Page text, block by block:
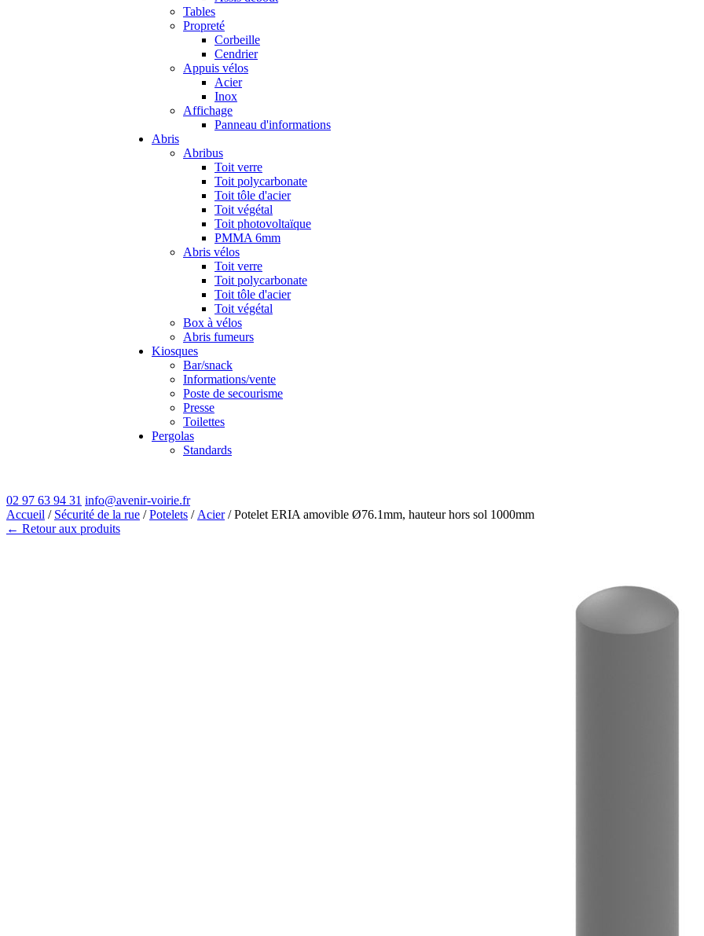
Tables
Propreté
Corbeille
Cendrier
Appuis vélos
Acier
Inox
Affichage
Panneau d'informations
Abris
Abribus
Toit verre
Toit polycarbonate
Toit tôle d'acier
Toit végétal
Toit photovoltaïque
PMMA 6mm
Abris vélos
Toit verre
Toit polycarbonate
Toit tôle d'acier
Toit végétal
Box à vélos
Abris fumeurs
Kiosques
Bar/snack
Informations/vente
Poste de secourisme
Presse
Toilettes
Pergolas
Standards
02 97 63 94 31 info@avenir-voirie.fr
Accueil / Sécurité de la rue /Potelets / Acier/ Potelet ERIA amovible Ø76.1mm, hauteur hors sol 1000mm
← Retour aux produits